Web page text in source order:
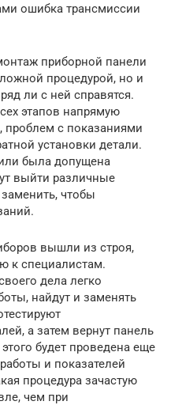
ошибка трансмиссии
приборной панели
процедурой, но и
ли с ней справятся.
этапов напрямую
проблем с показаниями
установки детали.
была допущена
выйти различные
чтобы
вышли из строя,
к специалистам.
дела легко
найдут и заменять
а затем вернут панель
будет проведена еще
и показателей
процедура зачастую
чем при